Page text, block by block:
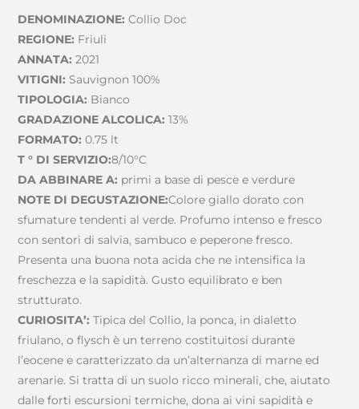
DENOMINAZIONE:Collio Doc
REGIONE: Friuli
ANNATA: 2021
VITIGNI: Sauvignon 100%
TIPOLOGIA: Bianco
GRADAZIONE ALCOLICA:13%
FORMATO: 0.75 lt
T ° DI SERVIZIO:8/10°C
DA ABBINARE A: primi a base di pesce e verdure
NOTE DI DEGUSTAZIONE:Colore giallo dorato con
sfumature tendenti al verde. Profumo intenso e fresco
con sentori di salvia, sambuco e peperone fresco.
Presenta una buona nota acida che ne intensifica la
freschezza e la sapidità. Gusto equilibrato e ben
strutturato.
CURIOSITA’: Tipica del Collio, la ponca, in dialetto
friulano, o flysch è un terreno costituitosi durante
l’eocene e caratterizzato da un’alternanza di marne ed
arenarie. Si tratta di un suolo ricco minerali, che, aiutato
dalle forti escursioni termiche, dona ai vini sapidità e